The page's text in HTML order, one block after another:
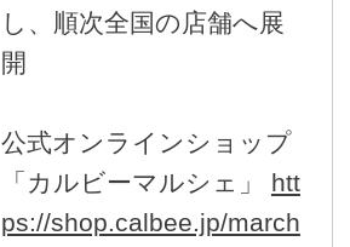
し、順次全国の店舗へ展
開
公式オンラインショップ
「カルビーマルシェ」 htt
ps://shop.calbee.jp/march